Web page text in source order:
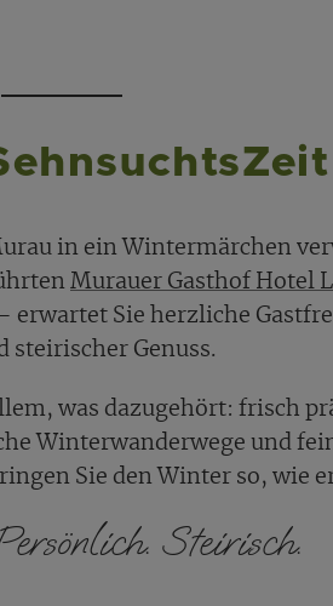
in ein Wintermärchen
Murauer Gasthof Hotel
erwartet Sie herzliche
steirischer Genuss.
was dazugehört: frisch
Winterwanderwege und
Sie den Winter so, wie
Steirisch.